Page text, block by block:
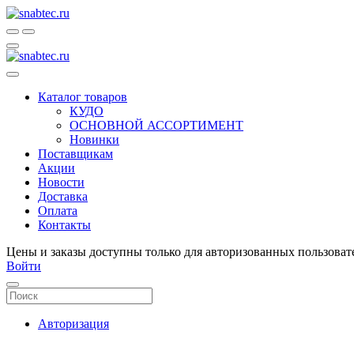
Каталог товаров
КУДО
ОСНОВНОЙ АССОРТИМЕНТ
Новинки
Поставщикам
Акции
Новости
Доставка
Оплата
Контакты
Цены и заказы доступны только для авторизованных
Войти
Авторизация